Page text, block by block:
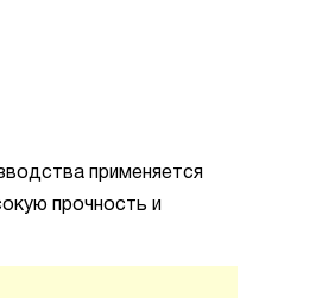
применяется
прочность и